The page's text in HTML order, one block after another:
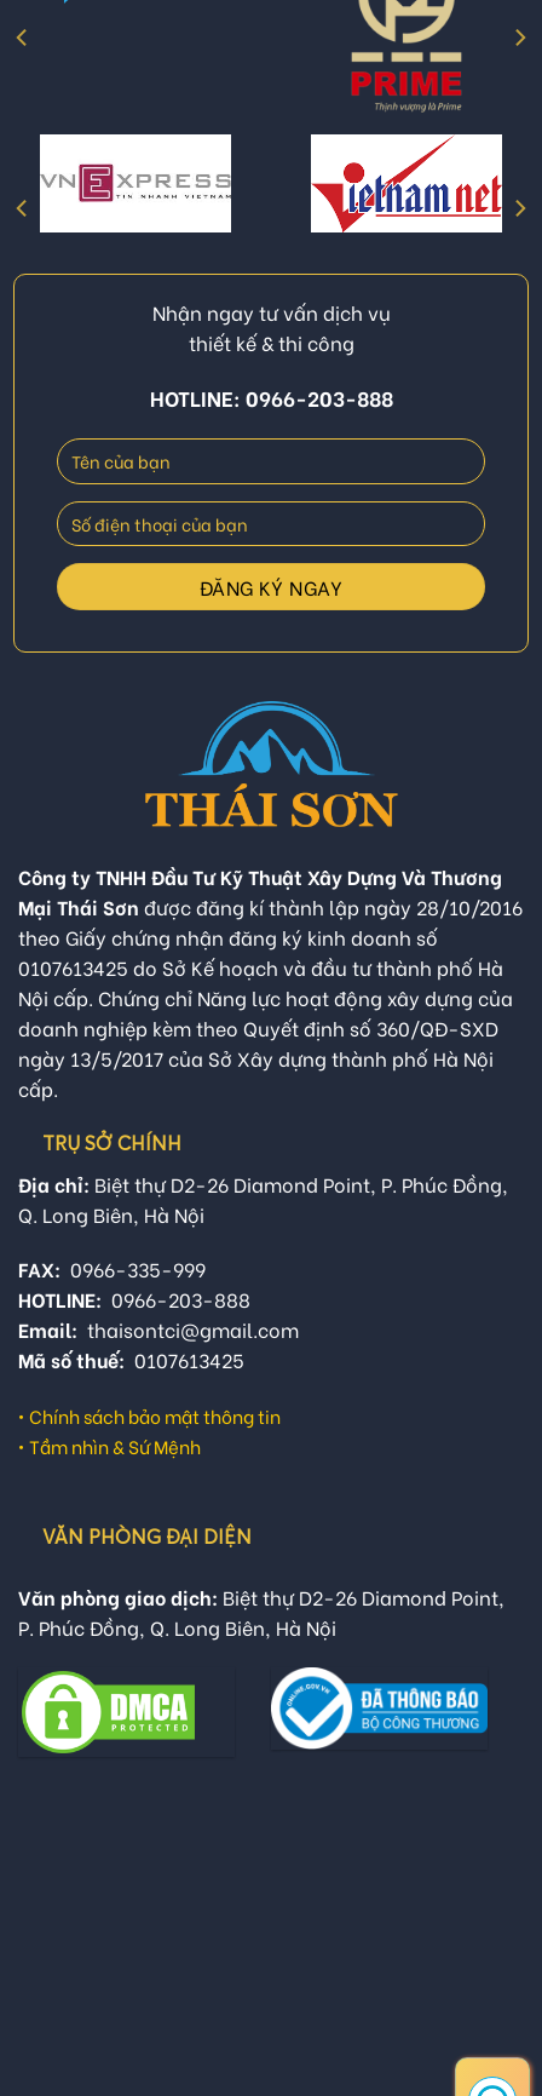
Nhận ngay tư vấn dịch vụ
thiết kế & thi công
HOTLINE: 0966-203-888
Công ty TNHH Đầu Tư Kỹ Thuật Xây Dựng Và Thương
Mại Thái Sơn được đăng kí thành lập ngày 28/10/2016
theo Giấy chứng nhận đăng ký kinh doanh số
0107613425 do Sở Kế hoạch và đầu tư thành phố Hà
Nội cấp. Chứng chỉ Năng lực hoạt động xây dựng của
doanh nghiệp kèm theo Quyết định số 360/QĐ-SXD
ngày 13/5/2017 của Sở Xây dựng thành phố Hà Nội
cấp.
TRỤ SỞ CHÍNH
Địa chỉ: Biệt thự D2-26 Diamond Point, P. Phúc Đồng,
Q. Long Biên, Hà Nội
FAX: 0966-335-999
HOTLINE: 0966-203-888
Email: thaisontci@gmail.com
Mã số thuế: 0107613425
• Chính sách bảo mật thông tin
• Tầm nhìn & Sứ Mệnh
VĂN PHÒNG ĐẠI DIỆN
Văn phòng giao dịch: Biệt thự D2-26 Diamond Point,
P. Phúc Đồng, Q. Long Biên, Hà Nội